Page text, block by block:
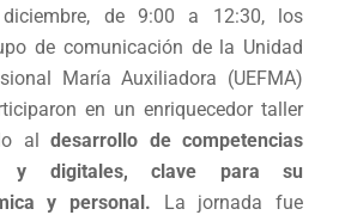
de 9:00 a 12:30, los
de comunicación de la Unidad
María Auxiliadora (UEFMA)
en un enriquecedor taller
aldesarrollo de competencias
y digitales, clave para su
y personal. La jornada fue